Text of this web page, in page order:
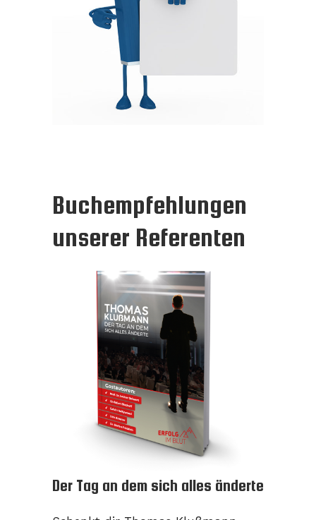
Buchempfehlungen
unserer Referenten
Der Tag an dem sich alles änderte